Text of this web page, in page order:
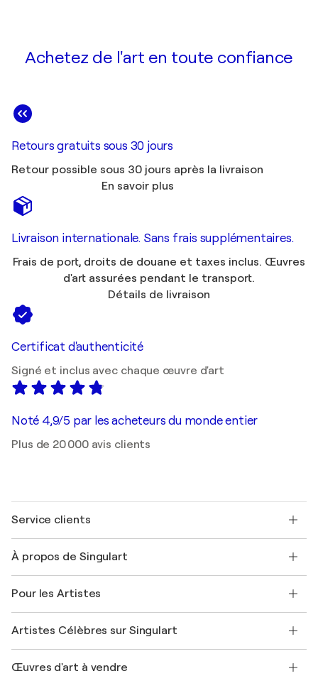
Achetez de l'art en toute confiance
Retours gratuits sous 30 jours
Retour possible sous 30 jours après la livraison
En savoir plus
Livraison internationale. Sans frais supplémentaires.
Frais de port, droits de douane et taxes inclus. Œuvres
d'art assurées pendant le transport.
Détails de livraison
Certificat d'authenticité
Signé et inclus avec chaque œuvre d'art
Noté 4,9/5 par les acheteurs du monde entier
Plus de 20 000 avis clients
Service clients
Expédition
Offrir une carte cadeau
Rejoignez notre programme commercial
Mon compte
+33 1 76 44 06 42
À propos de Singulart
FAQ
Magazine Singulart
Emplois
Découvrez une sélection d'art original
Pour les Artistes
Se connecter en tant qu'Artiste
Artistes Célèbres sur Singulart
Marc Chagall
Œuvres d'art à vendre